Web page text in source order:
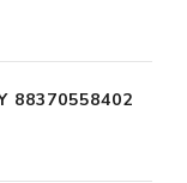
88370558402